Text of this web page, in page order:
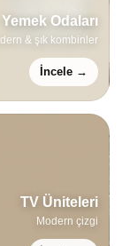
Yemek Odaları
& şık kombinler
İncele →
TV Üniteleri
Modern çizgi